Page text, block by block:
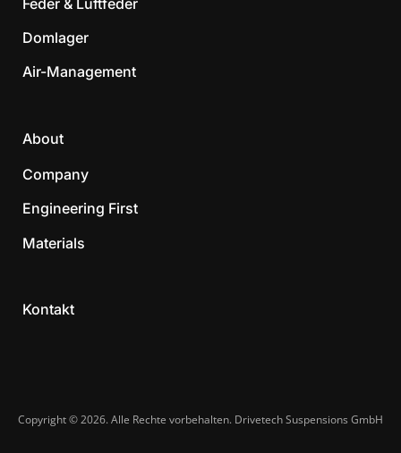
Domlager
Air-Management
About
Company
Engineering First
Materials
Kontakt
Copyright © 2026. Alle Rechte vorbehalten. Drivetech Suspensions GmbH​